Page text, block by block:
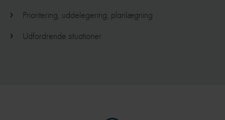
Prioritering, uddelegering, planlægning
Udfordrende situationer